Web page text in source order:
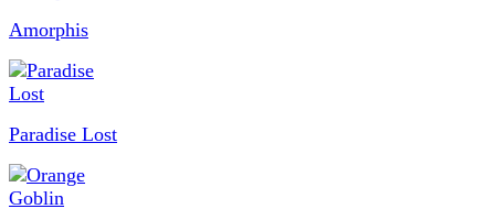
Amorphis
Paradise Lost